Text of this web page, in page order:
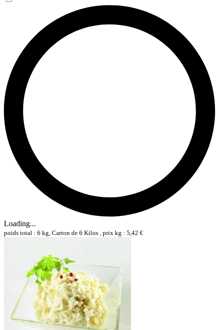
Loading...
poids total : 6 kg, Carton de 6 Kilos , prix kg : 5,42 €